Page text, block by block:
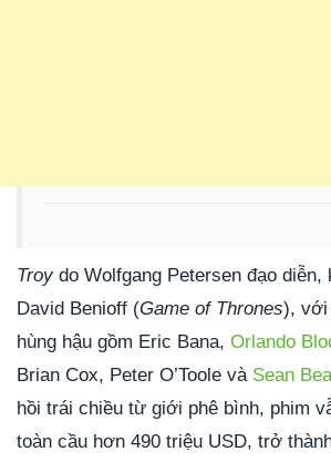
Troydo Wolfgang Petersen đạo diễn,
David Benioff (Game of Thrones), với
hùng hậu gồm Eric Bana, Orlando
Brian Cox, Peter O’Toole và Sean
hồi trái chiều từ giới phê bình, phim
toàn cầu hơn 490 triệu USD, trở